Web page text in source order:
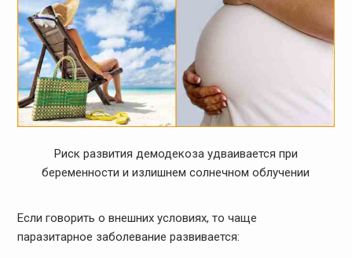
Риск развития демодекоза удваивается при
беременности и излишнем солнечном облучении
Если говорить о внешних условиях, то чаще
паразитарное заболевание развивается: